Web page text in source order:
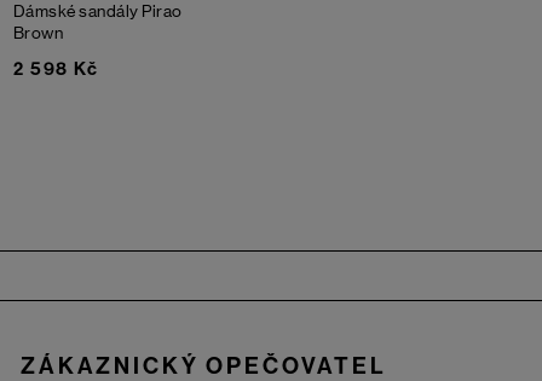
Dámské sandály Pirao
Brown
2 598 Kč
ZÁKAZNICKÝ OPEČOVATEL